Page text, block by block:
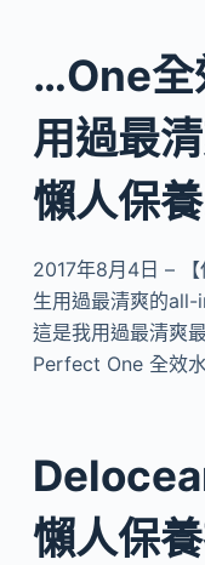
…One全
用過最
懶人保
2017年8月4日 –
生用過最清爽的
這是我用過最清爽
Perfect One 全效
懶人保